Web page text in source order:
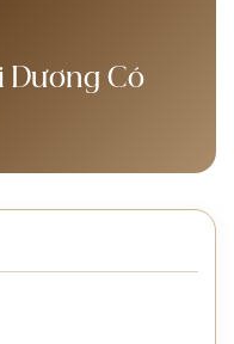
Dương Có